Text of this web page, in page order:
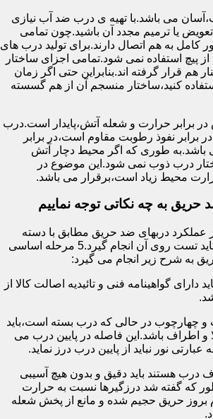
می باشد.با تهیه ی درب ضد آب نیازی
یا ترمیم مجدد آن باشید.چون تمامی
کامل به هم اتصال دارند.برای تولید درب های
از پیچ استفاده نمی شود.تمامی اجزای ساختار
هم قرار گرفته اند.بنابراین حتی اگر زمان
کنید،ساختار منسجم آن از هم گسسته
برابر حرارت و شعله آتش،پایدار است.درب
برابر نفوذ رطوبت مقاوم است،در برابر
باشد.به طوری که اگر محیط دچار آتش
درب ذوب نمی شود.این موضوع در
محیط زیاد است،برقرار می باشد.
به چه نکاتی توجه نماییم
عملکرد دربهای ضد حریق مطابق با دسته
بندی و مقاومت آن ها،باید تست روی آن انجام گیرد.5 مرحله اساسی
به شرح زیر انجام می گیرد:
دارای گواهینامه فنی و تائیدیه اصالت کالا از
و چهارچوب در حالی که درب بسته است،باید
و اطراف باشد.این فاصله در پایین درب می
درب هستند باید دقیق و بدون هیچ آسیبی
که گفته شد درزگیرها نسبت به حرارت
بروز حریق حجیم شده و مانع از پخش شعله